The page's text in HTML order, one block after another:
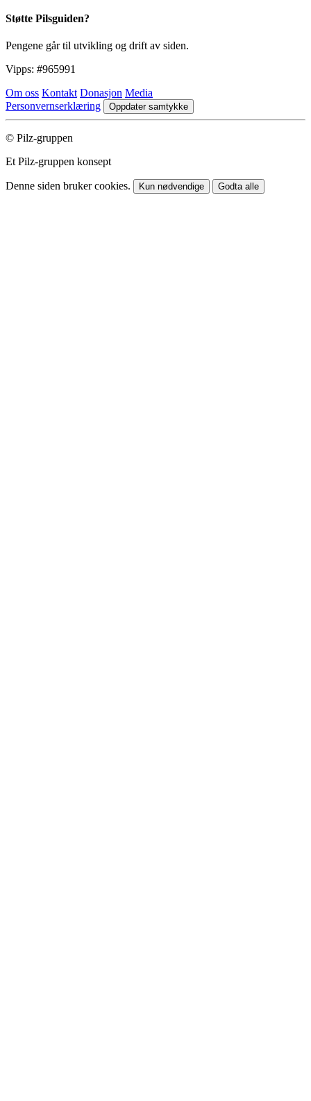
Støtte Pilsguiden?
Pengene går til utvikling og drift av siden.
Vipps: #965991
Om oss Kontakt Donasjon Media
Personvernserklæring
Oppdater samtykke
© Pilz-gruppen
Et Pilz-gruppen konsept
Denne siden bruker cookies. Kun nødvendige Godta alle